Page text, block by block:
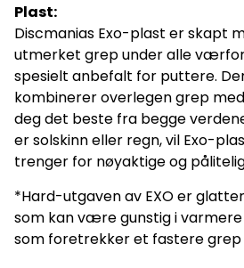
Plast:
Discmanias Exo-plast er skapt
utmerket grep under alle
spesielt anbefalt for puttere.
kombinerer overlegen grep
deg det beste fra begge
er solskinn eller regn, vil Exo-
trenger for nøyaktige og
*Hard-utgaven av EXO er
som kan være gunstig i
som foretrekker et fastere